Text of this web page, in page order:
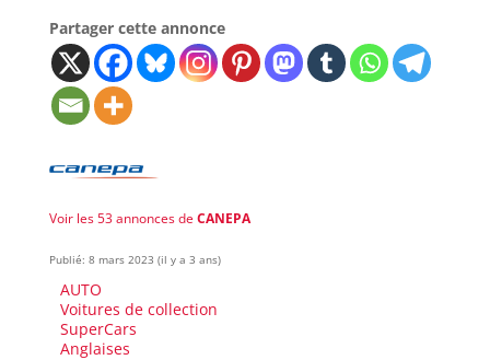
Partager cette annonce
Voir les 53 annonces de CANEPA
Publié: 8 mars 2023 (il y a 3 ans)
AUTO
Voitures de collection
SuperCars
Anglaises